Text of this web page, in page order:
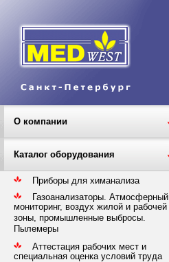
О компании
Каталог оборудования
Приборы для химанализа
Газоанализаторы. Атмосферный
мониторинг, воздух жилой и рабочей
зоны, промышленные выбросы.
Пылемеры
Аттестация рабочих мест и
специальная оценка условий труда